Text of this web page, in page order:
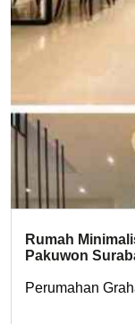
Rumah
Pakuwon
Perumahan